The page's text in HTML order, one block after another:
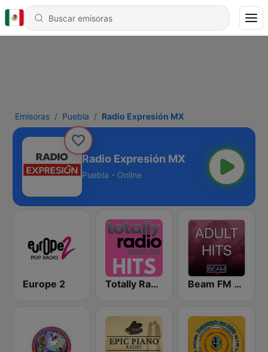
Emisoras Puebla Radio Expresión MX
Radio Expresión MX
Puebla - Online
Europe 2 Totally Radio Hits Beam FM - Adult Hits